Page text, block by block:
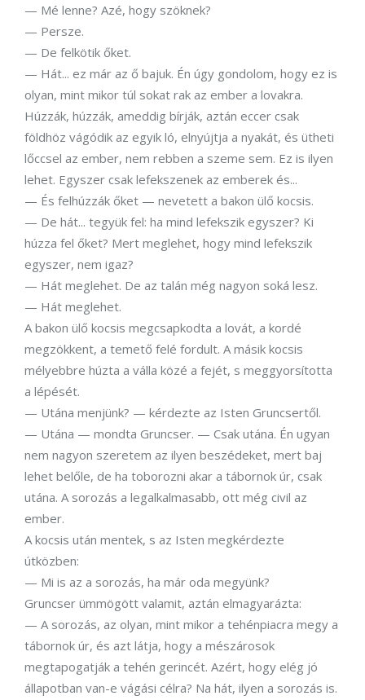
— Mé lenne? Azé, hogy szöknek?
— Persze.
— De felkötik őket.
— Hát... ez már az ő bajuk. Én úgy gondolom, hogy ez is
olyan, mint mikor túl sokat rak az ember a lovakra.
Húzzák, húzzák, ameddig bírják, aztán eccer csak
földhöz vágódik az egyik ló, elnyújtja a nyakát, és ütheti
lőccsel az ember, nem rebben a szeme sem. Ez is ilyen
lehet. Egyszer csak lefekszenek az emberek és...
— És felhúzzák őket — nevetett a bakon ülő kocsis.
— De hát... tegyük fel: ha mind lefekszik egyszer? Ki
húzza fel őket? Mert meglehet, hogy mind lefekszik
egyszer, nem igaz?
— Hát meglehet. De az talán még nagyon soká lesz.
— Hát meglehet.
A bakon ülő kocsis megcsapkodta a lovát, a kordé
megzökkent, a temető felé fordult. A másik kocsis
mélyebbre húzta a válla közé a fejét, s meggyorsította
a lépését.
— Utána menjünk? — kérdezte az Isten Gruncsertől.
— Utána — mondta Gruncser. — Csak utána. Én ugyan
nem nagyon szeretem az ilyen beszédeket, mert baj
lehet belőle, de ha toborozni akar a tábornok úr, csak
utána. A sorozás a legalkalmasabb, ott még civil az
ember.
A kocsis után mentek, s az Isten megkérdezte
útközben:
— Mi is az a sorozás, ha már oda megyünk?
Gruncser ümmögött valamit, aztán elmagyarázta:
— A sorozás, az olyan, mint mikor a tehénpiacra megy a
tábornok úr, és azt látja, hogy a mészárosok
megtapogatják a tehén gerincét. Azért, hogy elég jó
állapotban van-e vágási célra? Na hát, ilyen a sorozás is.